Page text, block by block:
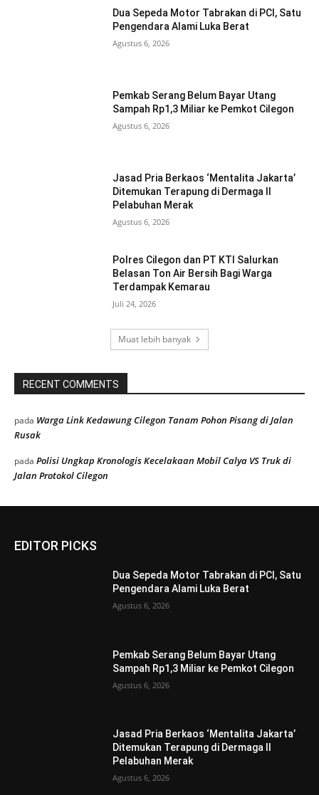
Dua Sepeda Motor Tabrakan di PCI, Satu
Pengendara Alami Luka Berat
Agustus 6, 2026
Pemkab Serang Belum Bayar Utang
Sampah Rp1,3 Miliar ke Pemkot Cilegon
Agustus 6, 2026
Jasad Pria Berkaos ‘Mentalita Jakarta’
Ditemukan Terapung di Dermaga II
Pelabuhan Merak
Agustus 6, 2026
Polres Cilegon dan PT KTI Salurkan
Belasan Ton Air Bersih Bagi Warga
Terdampak Kemarau
Juli 24, 2026
Muat lebih banyak
RECENT COMMENTS
pada Warga Link Kedawung Cilegon Tanam Pohon Pisang di Jalan
Rusak
pada Polisi Ungkap Kronologis Kecelakaan Mobil Calya VS Truk di
Jalan Protokol Cilegon
EDITOR PICKS
Dua Sepeda Motor Tabrakan di PCI, Satu
Pengendara Alami Luka Berat
Agustus 6, 2026
Pemkab Serang Belum Bayar Utang
Sampah Rp1,3 Miliar ke Pemkot Cilegon
Agustus 6, 2026
Jasad Pria Berkaos ‘Mentalita Jakarta’
Ditemukan Terapung di Dermaga II
Pelabuhan Merak
Agustus 6, 2026